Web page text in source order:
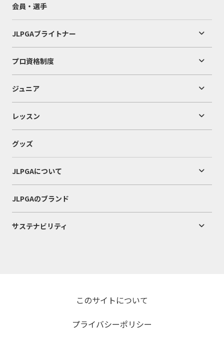
会員・選手
JLPGAブライトナー
プロ資格制度
ジュニア
レッスン
グッズ
JLPGAについて
JLPGAのブランド
サステナビリティ
このサイトについて
プライバシーポリシー